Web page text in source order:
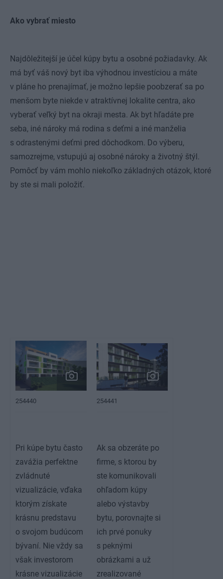
Ako vybrať miesto
Najdôležitejší je účel kúpy bytu a osobné požiadavky. Ak
má byť váš nový byt iba výhodnou investíciou a máte
v pláne ho prenajímať, je možno lepšie poobzerať sa po
menšom byte niekde v atraktívnej lokalite centra, ako
vyberať veľký byt na okraji mesta. Ak byt hľadáte pre
seba, iné nároky má rodina s deťmi a iné manželia
s odrastenými deťmi pred dôchodkom. Do výberu,
samozrejme, vstupujú aj osobné nároky a životný štýl.
Pomôcť by vám mohlo niekoľko základných otázok, ktoré
by ste si mali položiť.
254440 254441
Pri kúpe bytu často
zavážia perfektne
zvládnuté
vizualizácie, vďaka
ktorým získate
krásnu predstavu
o svojom budúcom
bývaní. Nie vždy sa
však investorom
krásne vizualizácie
Ak sa obzeráte po
firme, s ktorou by
ste komunikovali
ohľadom kúpy
alebo výstavby
bytu, porovnajte si
ich prvé ponuky
s peknými
obrázkami a už
zrealizované